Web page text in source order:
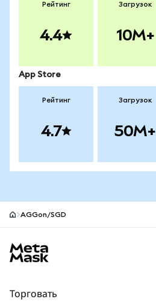
Рейтинг
4.4
Загрузок
10M+
App Store
Рейтинг
4.7
Загрузок
50M+
AGGon/SGD
Торговать